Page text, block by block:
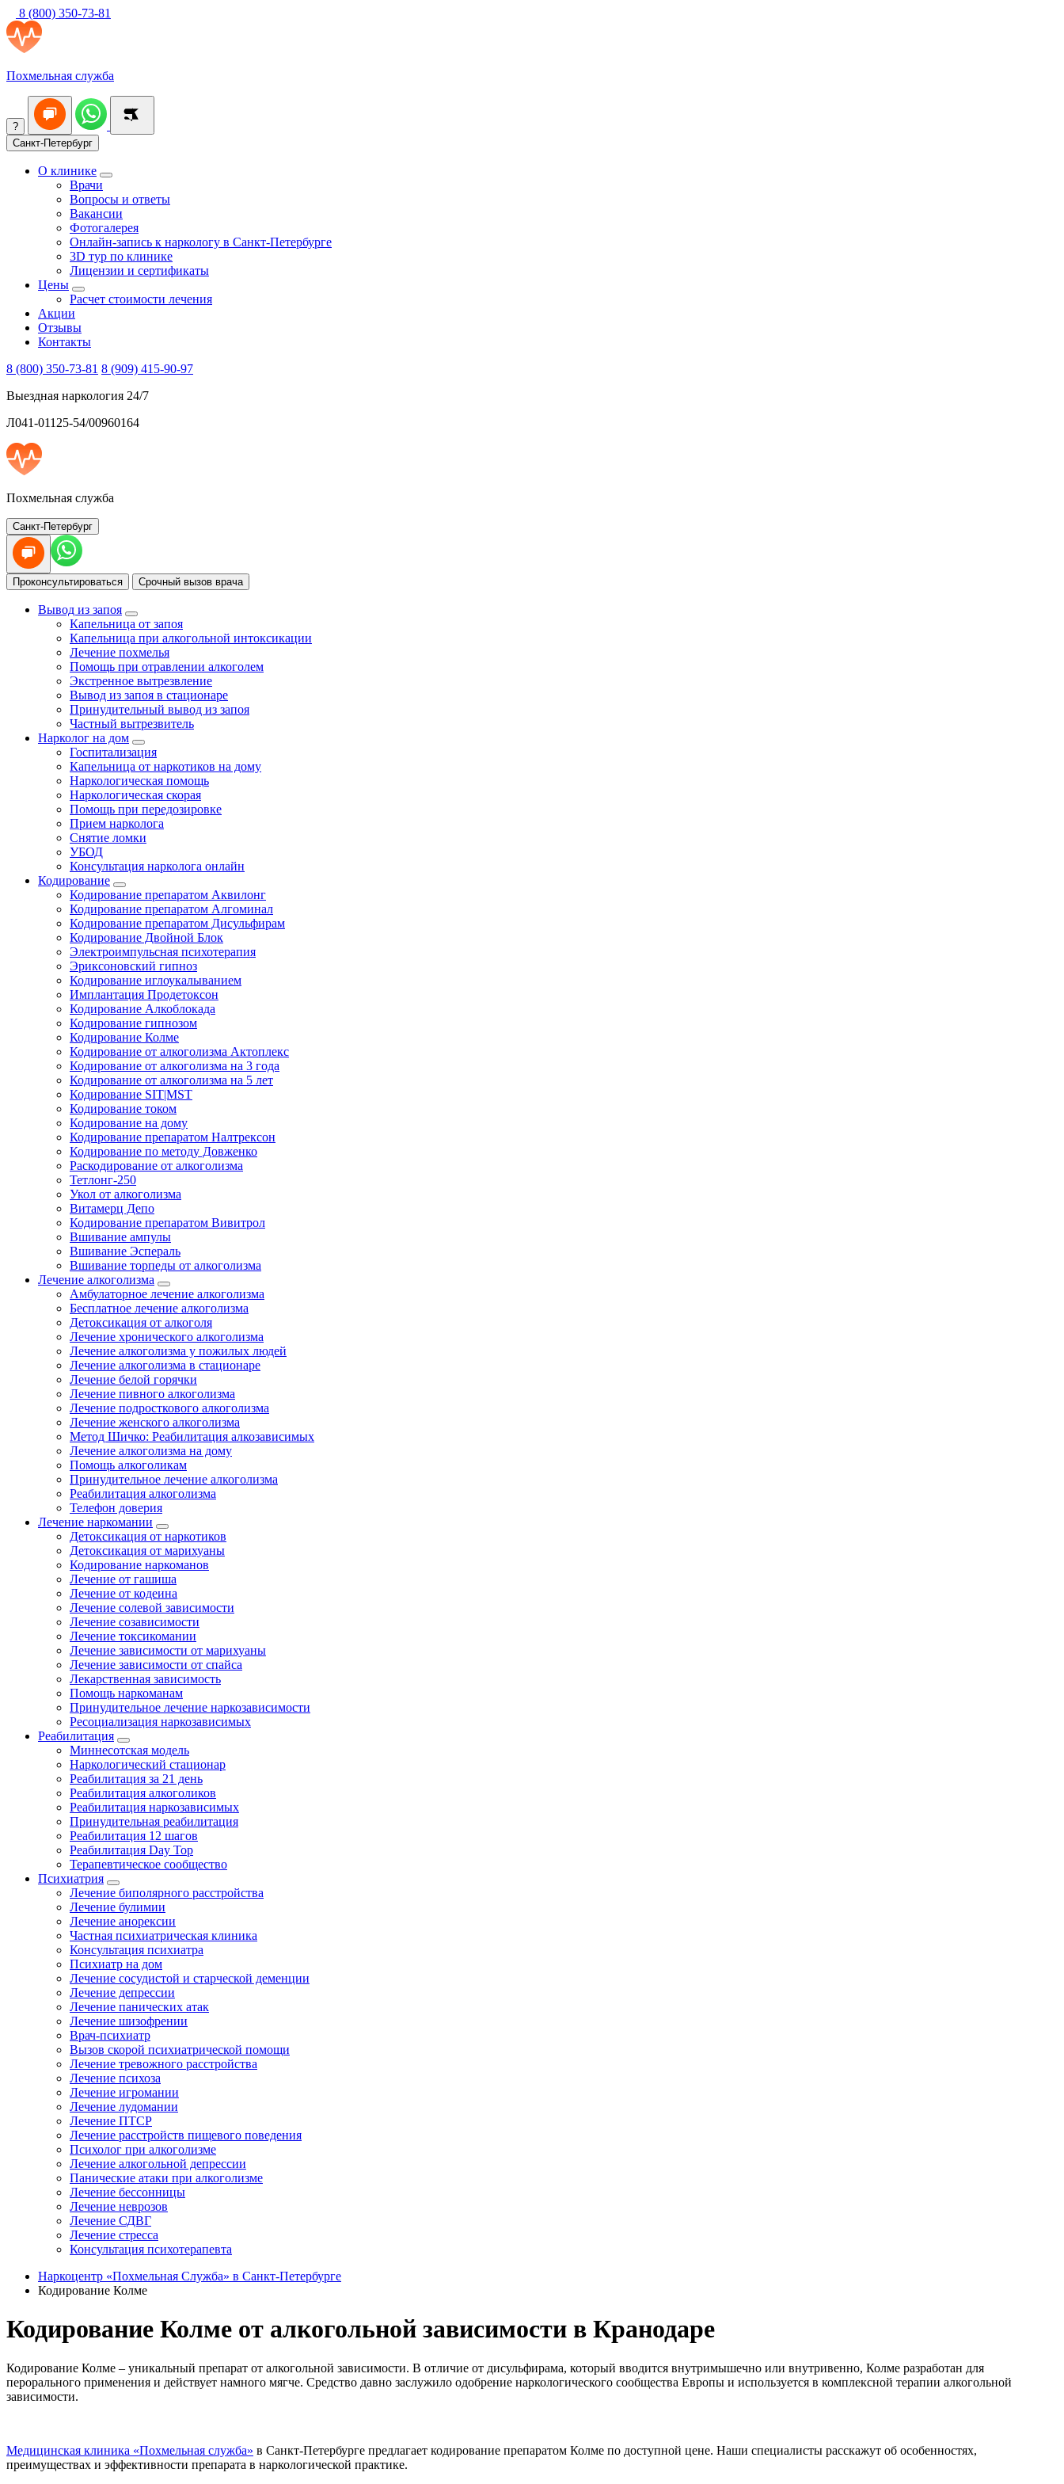
8 (800) 350-73-81
Похмельная служба
?
Санкт-Петербург
О клинике
Врачи
Вопросы и ответы
Вакансии
Фотогалерея
Онлайн-запись к наркологу в Санкт-Петербурге
3D тур по клинике
Лицензии и сертификаты
Цены
Расчет стоимости лечения
Акции
Отзывы
Контакты
8 (800) 350-73-81 8 (909) 415-90-97
Выездная наркология 24/7
Л041-01125-54/00960164
Похмельная служба
Санкт-Петербург
Проконсультироваться Срочный вызов врача
Вывод из запоя
Капельница от запоя
Капельница при алкогольной интоксикации
Лечение похмелья
Помощь при отравлении алкоголем
Экстренное вытрезвление
Вывод из запоя в стационаре
Принудительный вывод из запоя
Частный вытрезвитель
Нарколог на дом
Госпитализация
Капельница от наркотиков на дому
Наркологическая помощь
Наркологическая скорая
Помощь при передозировке
Прием нарколога
Снятие ломки
УБОД
Консультация нарколога онлайн
Кодирование
Кодирование препаратом Аквилонг
Кодирование препаратом Алгоминал
Кодирование препаратом Дисульфирам
Кодирование Двойной Блок
Электроимпульсная психотерапия
Эриксоновский гипноз
Кодирование иглоукалыванием
Имплантация Продетоксон
Кодирование Алкоблокада
Кодирование гипнозом
Кодирование Колме
Кодирование от алкоголизма Актоплекс
Кодирование от алкоголизма на 3 года
Кодирование от алкоголизма на 5 лет
Кодирование SIT|MST
Кодирование током
Кодирование на дому
Кодирование препаратом Налтрексон
Кодирование по методу Довженко
Раскодирование от алкоголизма
Тетлонг-250
Укол от алкоголизма
Витамерц Депо
Кодирование препаратом Вивитрол
Вшивание ампулы
Вшивание Эспераль
Вшивание торпеды от алкоголизма
Лечение алкоголизма
Амбулаторное лечение алкоголизма
Бесплатное лечение алкоголизма
Детоксикация от алкоголя
Лечение хронического алкоголизма
Лечение алкоголизма у пожилых людей
Лечение алкоголизма в стационаре
Лечение белой горячки
Лечение пивного алкоголизма
Лечение подросткового алкоголизма
Лечение женского алкоголизма
Метод Шичко: Реабилитация алкозависимых
Лечение алкоголизма на дому
Помощь алкоголикам
Принудительное лечение алкоголизма
Реабилитация алкоголизма
Телефон доверия
Лечение наркомании
Детоксикация от наркотиков
Детоксикация от марихуаны
Кодирование наркоманов
Лечение от гашиша
Лечение от кодеина
Лечение солевой зависимости
Лечение созависимости
Лечение токсикомании
Лечение зависимости от марихуаны
Лечение зависимости от спайса
Лекарственная зависимость
Помощь наркоманам
Принудительное лечение наркозависимости
Ресоциализация наркозависимых
Реабилитация
Миннесотская модель
Наркологический стационар
Реабилитация за 21 день
Реабилитация алкоголиков
Реабилитация наркозависимых
Принудительная реабилитация
Реабилитация 12 шагов
Реабилитация Day Top
Терапевтическое сообщество
Психиатрия
Лечение биполярного расстройства
Лечение булимии
Лечение анорексии
Частная психиатрическая клиника
Консультация психиатра
Психиатр на дом
Лечение сосудистой и старческой деменции
Лечение депрессии
Лечение панических атак
Лечение шизофрении
Врач-психиатр
Вызов скорой психиатрической помощи
Лечение тревожного расстройства
Лечение психоза
Лечение игромании
Лечение лудомании
Лечение ПТСР
Лечение расстройств пищевого поведения
Психолог при алкоголизме
Лечение алкогольной депрессии
Панические атаки при алкоголизме
Лечение бессонницы
Лечение неврозов
Лечение СДВГ
Лечение стресса
Консультация психотерапевта
Наркоцентр «Похмельная Служба» в Санкт-Петербурге
Кодирование Колме
Кодирование Колме от алкогольной зависимости в Кранодаре
Кодирование Колме – уникальный препарат от алкогольной зависимости. В отличие от дисульфирама, который вводится внутримышечно или внутривенно, Колме разработан для
перорального применения и действует намного мягче. Средство давно заслужило одобрение наркологического сообщества Европы и используется в комплексной терапии алкогольной
зависимости.
Медицинская клиника «Похмельная служба» в Санкт-Петербурге предлагает кодирование препаратом Колме по доступной цене. Наши специалисты расскажут об особенностях,
преимуществах и эффективности препарата в наркологической практике.